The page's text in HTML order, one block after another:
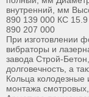
внутренний, мм
890 139 000 КС
890 207 000
При изготовлении
вибраторы и
завода Строй-
долговечность, а
Кольца
монтажа